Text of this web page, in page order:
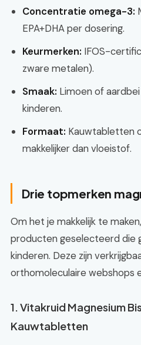
Concentratie omega-3:
EPA+DHA per dosering.
Keurmerken: IFOS-
zware metalen).
Smaak: Limoen of
kinderen.
Formaat: Kauwtabletten
makkelijker dan vloeistof.
Drie topmerken
Om het je makkelijk te
producten geselecteerd die
kinderen. Deze zijn
orthomoleculaire webshops
1. Vitakruid Magnesium
Kauwtabletten